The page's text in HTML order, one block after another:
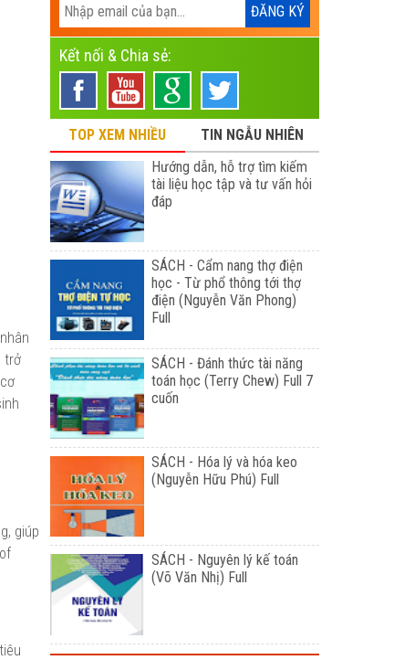
trở
giúp
Kết nối & Chia sẻ:
TOP XEM NHIỀU
TIN NGẪU NHIÊN
Hướng dẫn, hỗ trợ tìm kiếm
tài liệu học tập và tư vấn hỏi
đáp
SÁCH - Cẩm nang thợ điện
học - Từ phổ thông tới thợ
điện (Nguyễn Văn Phong)
Full
SÁCH - Đánh thức tài năng
toán học (Terry Chew) Full 7
cuốn
SÁCH - Hóa lý và hóa keo
(Nguyễn Hữu Phú) Full
SÁCH - Nguyên lý kế toán
(Võ Văn Nhị) Full